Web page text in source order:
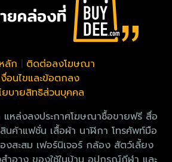
ลัก
ติดต่อลงโฆษณา
งื่อนไขและข้อตกลง
ยบายสิทธิส่วนบุคคล
แหล่งลงประกาศโฆษณาซื้อขายฟรี สื่อ
นค้าแฟชั่น เสื้อผ้า นาฬิกา โทรศัพท์มือ
สะสม เฟอร์นิเจอร์ กล้อง สัตว์เลี้ยง